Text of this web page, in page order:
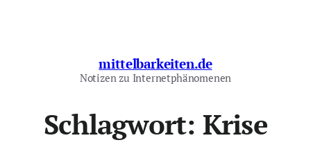
mittelbarkeiten.de
Notizen zu Internetphänomenen
Schlagwort: Krise